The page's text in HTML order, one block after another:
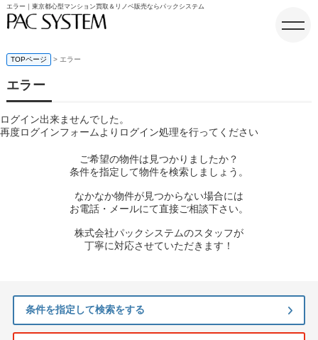
エラー｜東京都心型マンション買取＆リノベ販売ならパックシステム
TOPページ > エラー
エラー
ログイン出来ませんでした。
再度ログインフォームよりログイン処理を行ってください
ご希望の物件は見つかりましたか？
条件を指定して物件を検索しましょう。
なかなか物件が見つからない場合には
お電話・メールにて直接ご相談下さい。
株式会社パックシステムのスタッフが
丁寧に対応させていただきます！
条件を指定して検索をする